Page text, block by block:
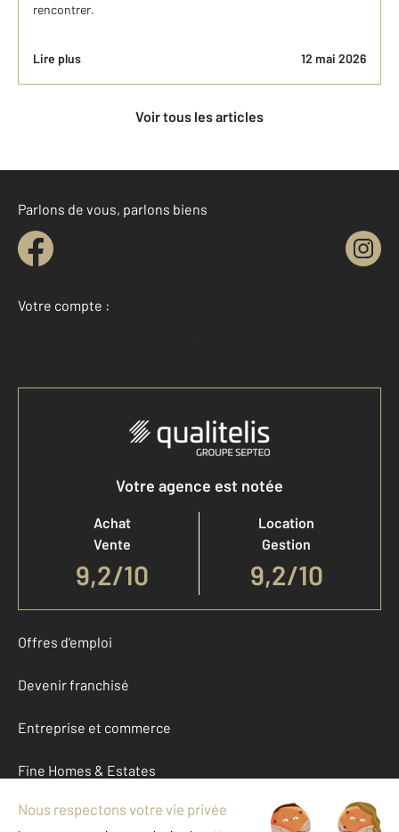
rencontrer.
Lire plus 12 mai 2026
Voir tous les articles
Parlons de vous, parlons biens
Votre compte :
Accéder à mon compte
Votre agence est notée
Achat
Vente
9,2/10
Location
Gestion
9,2/10
Offres d'emploi
Devenir franchisé
Entreprise et commerce
Fine Homes & Estates
À propos